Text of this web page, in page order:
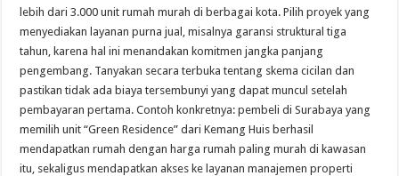
lebih dari 3.000 unit rumah murah di berbagai kota. Pilih proyek yang
menyediakan layanan purna jual, misalnya garansi struktural tiga
tahun, karena hal ini menandakan komitmen jangka panjang
pengembang. Tanyakan secara terbuka tentang skema cicilan dan
pastikan tidak ada biaya tersembunyi yang dapat muncul setelah
pembayaran pertama. Contoh konkretnya: pembeli di Surabaya yang
memilih unit “Green Residence” dari Kemang Huis berhasil
mendapatkan rumah dengan harga rumah paling murah di kawasan
itu, sekaligus mendapatkan akses ke layanan manajemen properti